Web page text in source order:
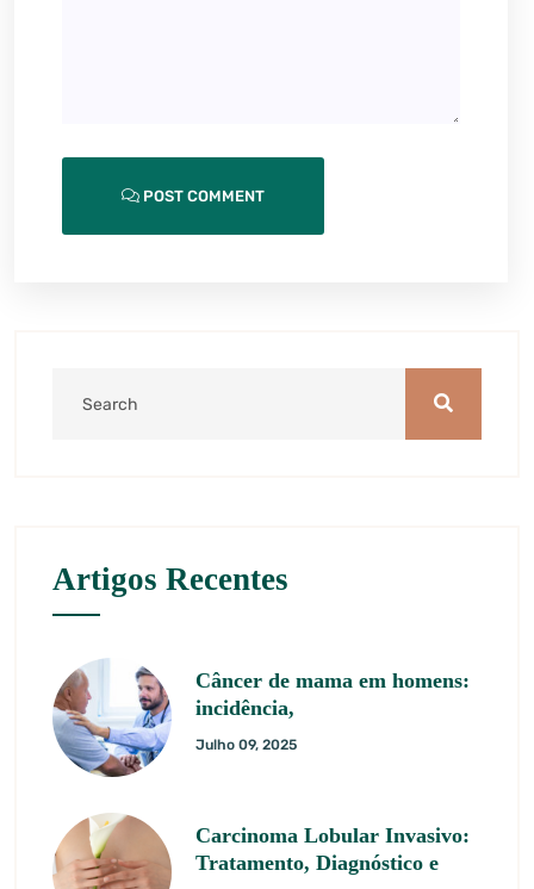
POST COMMENT
Artigos Recentes
Câncer de mama em homens:
incidência,
Julho 09, 2025
Carcinoma Lobular Invasivo:
Tratamento, Diagnóstico e